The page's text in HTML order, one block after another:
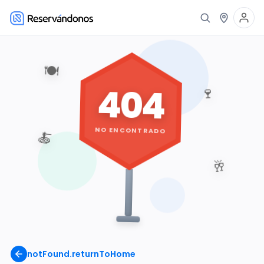
notFound.returnToHome
🍽️
🍷
🥂
🍝
404
NO ENCONTRADO